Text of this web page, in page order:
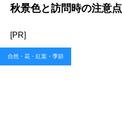
秋景色と訪問時の注意点
[PR]
自然・花・紅葉・季節